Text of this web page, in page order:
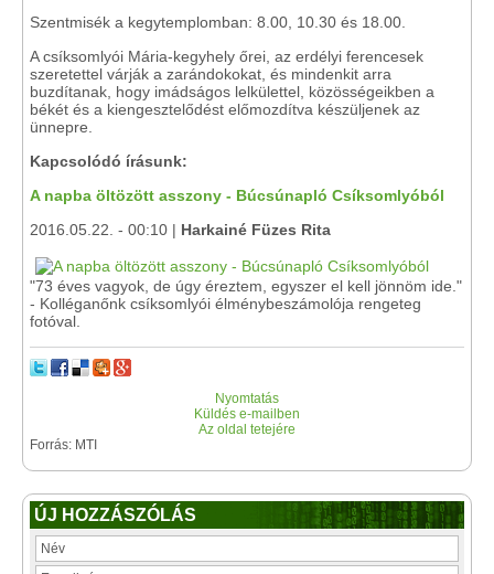
Szentmisék a kegytemplomban: 8.00, 10.30 és 18.00.
A csíksomlyói Mária-kegyhely őrei, az erdélyi ferencesek
szeretettel várják a zarándokokat, és mindenkit arra
buzdítanak, hogy imádságos lelkülettel, közösségeikben a
békét és a kiengesztelődést előmozdítva készüljenek az
ünnepre.
Kapcsolódó írásunk:
A napba öltözött asszony - Búcsúnapló Csíksomlyóból
2016.05.22. - 00:10 | Harkainé Füzes Rita
"73 éves vagyok, de úgy éreztem, egyszer el kell jönnöm ide."
- Kolléganőnk csíksomlyói élménybeszámolója rengeteg
fotóval.
Nyomtatás
Küldés e-mailben
Az oldal tetejére
Forrás: MTI
ÚJ HOZZÁSZÓLÁS